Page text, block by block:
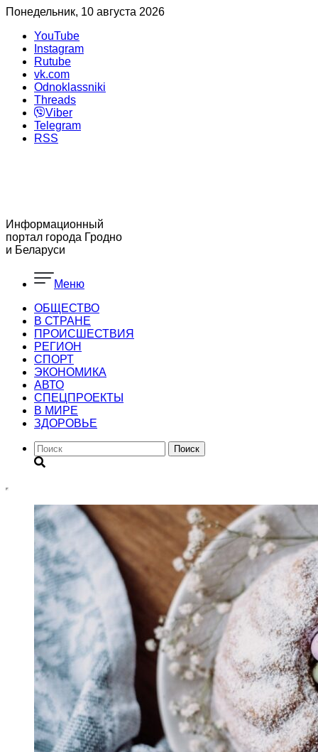
Понедельник, 10 августа 2026
YouTube
Instagram
Rutube
vk.com
Odnoklassniki
Threads
Viber
Telegram
RSS
Информационный
портал города Гродно
и Беларуси
Меню
ОБЩЕСТВО
В СТРАНЕ
ПРОИСШЕСТВИЯ
РЕГИОН
CПОРТ
ЭКОНОМИКА
АВТО
СПЕЦПРОЕКТЫ
В МИРЕ
ЗДОРОВЬЕ
Поиск